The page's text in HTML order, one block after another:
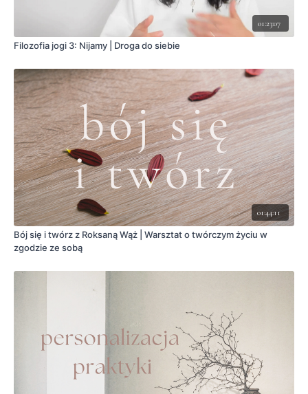
01:23:07
Filozofia jogi 3: Nijamy | Droga do siebie
01:44:11
Bój się i twórz z Roksaną Wąż | Warsztat o twórczym życiu w
zgodzie ze sobą